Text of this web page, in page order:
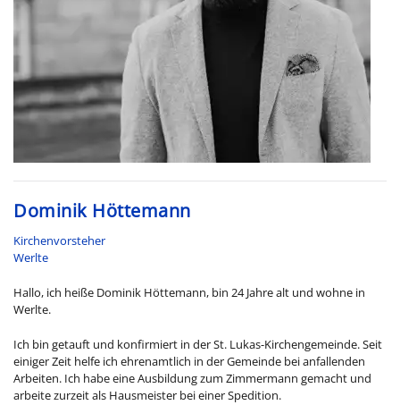
Dominik Höttemann
Kirchenvorsteher
Werlte
Hallo, ich heiße Dominik Höttemann, bin 24 Jahre alt und wohne in
Werlte.
Ich bin getauft und konfirmiert in der St. Lukas-Kirchengemeinde. Seit
einiger Zeit helfe ich ehrenamtlich in der Gemeinde bei anfallenden
Arbeiten. Ich habe eine Ausbildung zum Zimmermann gemacht und
arbeite zurzeit als Hausmeister bei einer Spedition.